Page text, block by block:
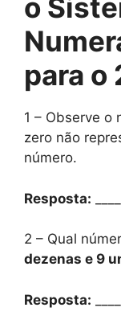
o
para o
1 – Observe o
zero não
número.
Resposta:
2 – Qual
dezenas e 9
Resposta: